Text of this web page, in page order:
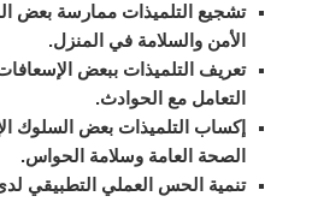
تشجيع التلميذات ممارسة بعض
الأمن والسلامة في المنزل.
تعريف التلميذات ببعض
التعامل مع الحوادث.
إكساب التلميذات بعض السلوك
الصحة العامة وسلامة الحواس.
تنمية الحس العملي التطبيقي